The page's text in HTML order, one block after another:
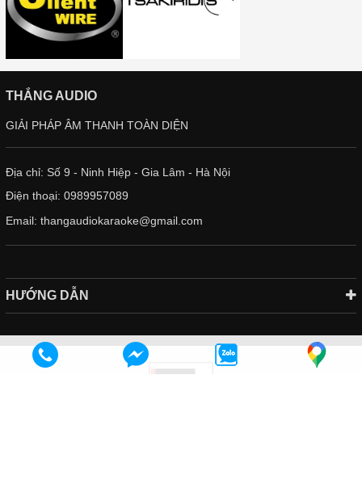
THẮNG AUDIO
GIẢI PHÁP ÂM THANH TOÀN DIỆN
Địa chỉ: Số 9 - Ninh Hiệp - Gia Lâm - Hà Nội
Điện thoại: 0989957089
Email: thangaudiokaraoke@gmail.com
HƯỚNG DẪN